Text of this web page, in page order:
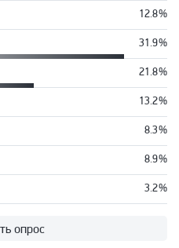
12.8%
31.9%
21.8%
13.2%
8.3%
8.9%
3.2%
опрос